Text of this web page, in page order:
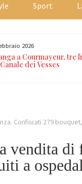
Sport
2026
a Courmayeur, tre
dei Vesses
Confiscati 279
vendita di
a